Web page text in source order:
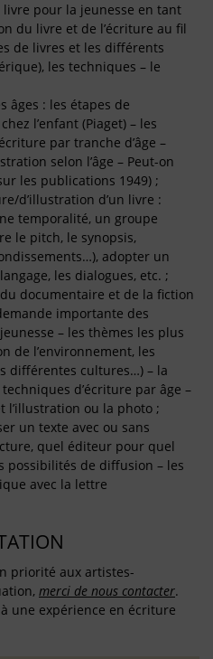
pour la jeunesse en tant
du livre et de l’écriture au fil
de livres et les différents
les techniques – le
âges : les étapes de
l’enfant (Piaget) – les
par tranche d’âge –
selon l’âge – Peut-on
les publications 1949) ;
d’illustration d’un livre :
temporalité, un groupe
le pitch, le synopsis,
adopter un
les dialogues, etc. ;
documentaire et de la fiction
importante des
– les thèmes les plus
de l’environnement, les
différentes cultures…) – la
d’écriture par âge –
l’illustration ou la photo ;
un texte avec ou sans
quel éditeur pour quel
possibilités de diffusion – les
avec la lettre
priorité aux artistes-
merci de nous contacter.
une expérience en écriture